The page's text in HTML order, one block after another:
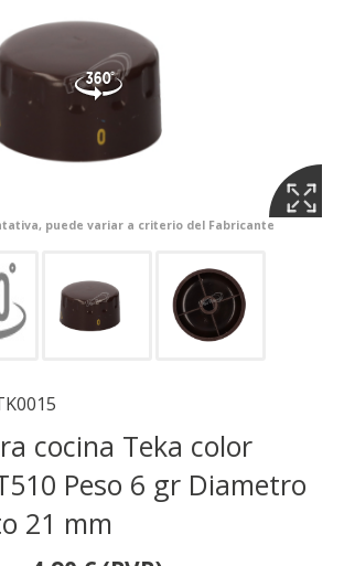
puede variar a criterio del Fabricante
cocina Teka color
Peso 6 gr Diametro
21 mm